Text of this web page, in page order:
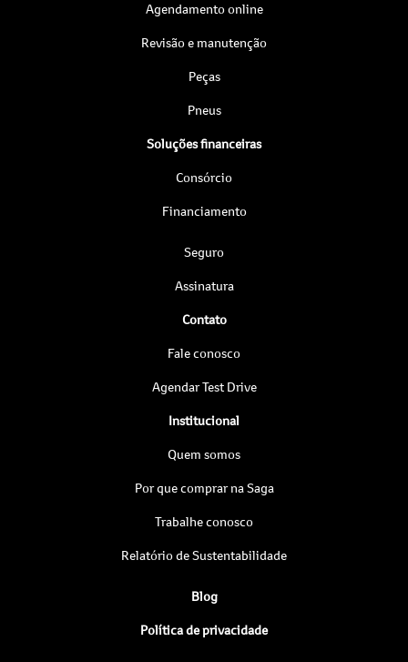
Agendamento online
Revisão e manutenção
Peças
Pneus
Soluções financeiras
Consórcio
Financiamento
Seguro
Assinatura
Contato
Fale conosco
Agendar Test Drive
Institucional
Quem somos
Por que comprar na Saga
Trabalhe conosco
Relatório de Sustentabilidade
Blog
Política de privacidade